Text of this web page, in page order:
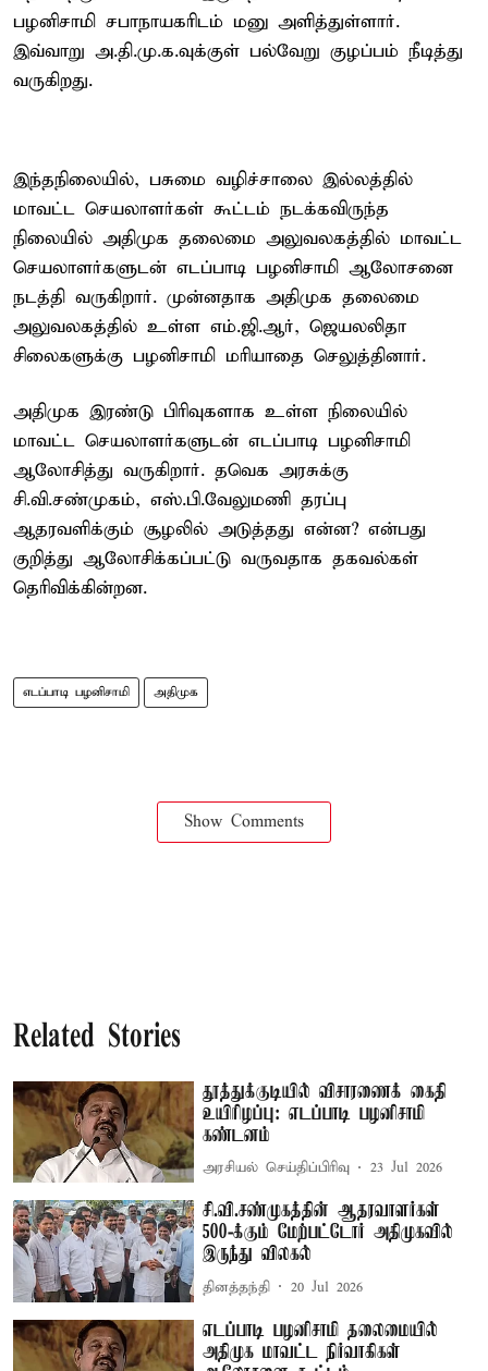
பழனிசாமி சபாநாயகரிடம் மனு அளித்துள்ளார்.
இவ்வாறு அ.தி.மு.க.வுக்குள் பல்வேறு குழப்பம் நீடித்து
வருகிறது.
இந்தநிலையில், பசுமை வழிச்சாலை இல்லத்தில்
மாவட்ட செயலாளர்கள் கூட்டம் நடக்கவிருந்த
நிலையில் அதிமுக தலைமை அலுவலகத்தில் மாவட்ட
செயலாளர்களுடன் எடப்பாடி பழனிசாமி ஆலோசனை
நடத்தி வருகிறார். முன்னதாக அதிமுக தலைமை
அலுவலகத்தில் உள்ள எம்.ஜி.ஆர், ஜெயலலிதா
சிலைகளுக்கு பழனிசாமி மரியாதை செலுத்தினார்.
அதிமுக இரண்டு பிரிவுகளாக உள்ள நிலையில்
மாவட்ட செயலாளர்களுடன் எடப்பாடி பழனிசாமி
ஆலோசித்து வருகிறார். தவெக அரசுக்கு
சி.வி.சண்முகம், எஸ்.பி.வேலுமணி தரப்பு
ஆதரவளிக்கும் சூழலில் அடுத்தது என்ன? என்பது
குறித்து ஆலோசிக்கப்பட்டு வருவதாக தகவல்கள்
தெரிவிக்கின்றன.
எடப்பாடி பழனிசாமி அதிமுக
Show Comments
Related Stories
தூத்துக்குடியில் விசாரணைக் கைதி
உயிரிழப்பு: எடப்பாடி பழனிசாமி
கண்டனம்
அரசியல் செய்திப்பிரிவு 23 Jul 2026
சி.வி.சண்முகத்தின் ஆதரவாளர்கள்
500-க்கும் மேற்பட்டோர் அதிமுகவில்
இருந்து விலகல்
தினத்தந்தி 20 Jul 2026
எடப்பாடி பழனிசாமி தலைமையில்
அதிமுக மாவட்ட நிர்வாகிகள்